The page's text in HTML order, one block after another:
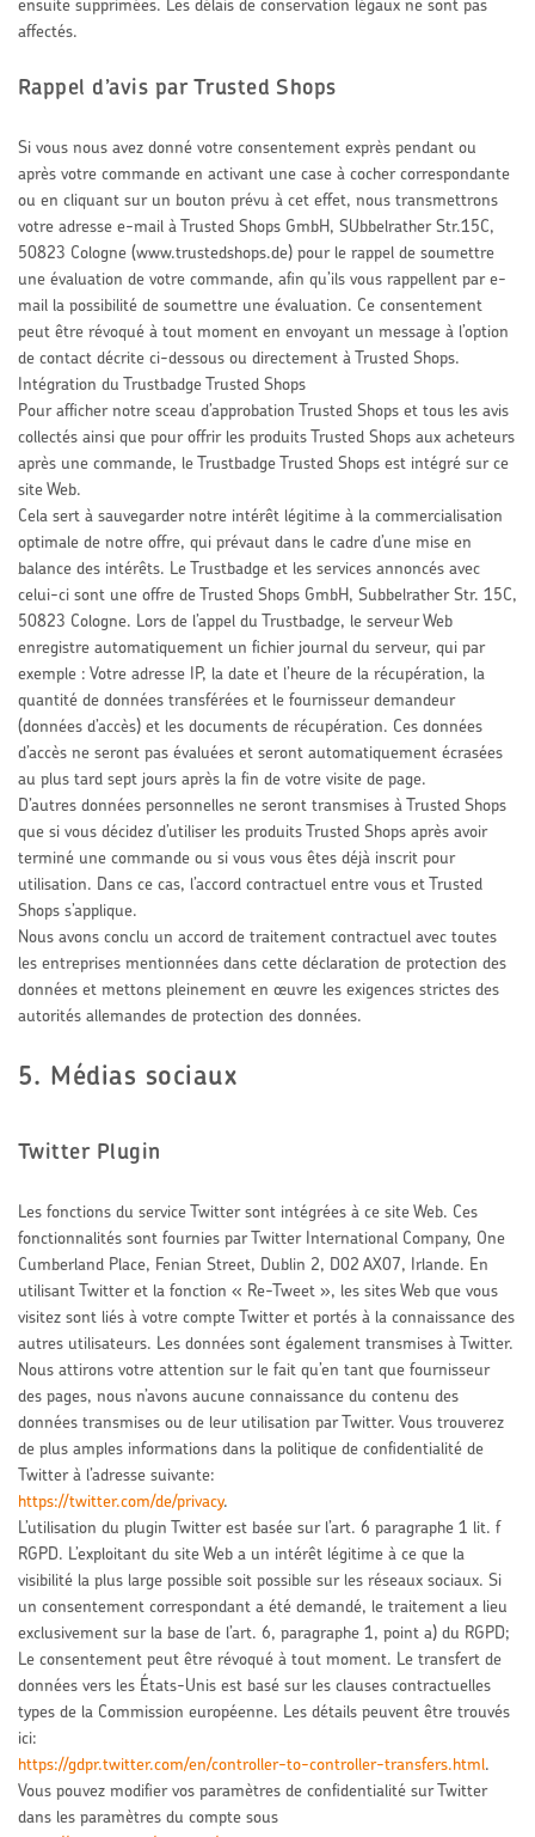
ensuite supprimées. Les délais de conservation légaux ne sont pas
affectés.
Rappel d’avis par Trusted Shops
Si vous nous avez donné votre consentement exprès pendant ou
après votre commande en activant une case à cocher correspondante
ou en cliquant sur un bouton prévu à cet effet, nous transmettrons
votre adresse e-mail à Trusted Shops GmbH, SUbbelrather Str.15C,
50823 Cologne (www.trustedshops.de) pour le rappel de soumettre
une évaluation de votre commande, afin qu’ils vous rappellent par e-
mail la possibilité de soumettre une évaluation. Ce consentement
peut être révoqué à tout moment en envoyant un message à l’option
de contact décrite ci-dessous ou directement à Trusted Shops.
Intégration du Trustbadge Trusted Shops
Pour afficher notre sceau d’approbation Trusted Shops et tous les avis
collectés ainsi que pour offrir les produits Trusted Shops aux acheteurs
après une commande, le Trustbadge Trusted Shops est intégré sur ce
site Web.
Cela sert à sauvegarder notre intérêt légitime à la commercialisation
optimale de notre offre, qui prévaut dans le cadre d’une mise en
balance des intérêts. Le Trustbadge et les services annoncés avec
celui-ci sont une offre de Trusted Shops GmbH, Subbelrather Str. 15C,
50823 Cologne. Lors de l’appel du Trustbadge, le serveur Web
enregistre automatiquement un fichier journal du serveur, qui par
exemple : Votre adresse IP, la date et l’heure de la récupération, la
quantité de données transférées et le fournisseur demandeur
(données d’accès) et les documents de récupération. Ces données
d’accès ne seront pas évaluées et seront automatiquement écrasées
au plus tard sept jours après la fin de votre visite de page.
D’autres données personnelles ne seront transmises à Trusted Shops
que si vous décidez d’utiliser les produits Trusted Shops après avoir
terminé une commande ou si vous vous êtes déjà inscrit pour
utilisation. Dans ce cas, l’accord contractuel entre vous et Trusted
Shops s’applique.
Nous avons conclu un accord de traitement contractuel avec toutes
les entreprises mentionnées dans cette déclaration de protection des
données et mettons pleinement en œuvre les exigences strictes des
autorités allemandes de protection des données.
5. Médias sociaux
Twitter Plugin
Les fonctions du service Twitter sont intégrées à ce site Web. Ces
fonctionnalités sont fournies par Twitter International Company, One
Cumberland Place, Fenian Street, Dublin 2, D02 AX07, Irlande. En
utilisant Twitter et la fonction « Re-Tweet », les sites Web que vous
visitez sont liés à votre compte Twitter et portés à la connaissance des
autres utilisateurs. Les données sont également transmises à Twitter.
Nous attirons votre attention sur le fait qu’en tant que fournisseur
des pages, nous n’avons aucune connaissance du contenu des
données transmises ou de leur utilisation par Twitter. Vous trouverez
de plus amples informations dans la politique de confidentialité de
Twitter à l’adresse suivante:
https://twitter.com/de/privacy.
L’utilisation du plugin Twitter est basée sur l’art. 6 paragraphe 1 lit. f
RGPD. L’exploitant du site Web a un intérêt légitime à ce que la
visibilité la plus large possible soit possible sur les réseaux sociaux. Si
un consentement correspondant a été demandé, le traitement a lieu
exclusivement sur la base de l’art. 6, paragraphe 1, point a) du RGPD;
Le consentement peut être révoqué à tout moment. Le transfert de
données vers les États-Unis est basé sur les clauses contractuelles
types de la Commission européenne. Les détails peuvent être trouvés
ici:
https://gdpr.twitter.com/en/controller-to-controller-transfers.html.
Vous pouvez modifier vos paramètres de confidentialité sur Twitter
dans les paramètres du compte sous